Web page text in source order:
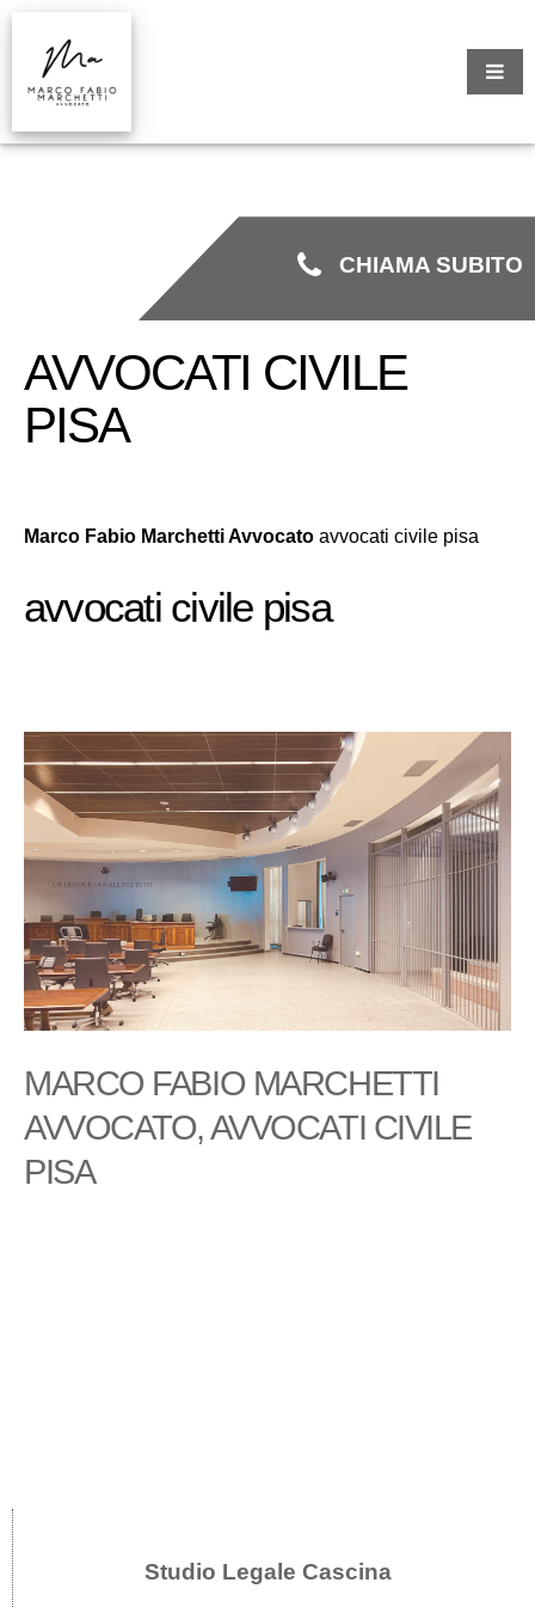
CHIAMA SUBITO
AVVOCATI CIVILE
PISA
Marco Fabio Marchetti Avvocato avvocati civile pisa
avvocati civile pisa
MARCO FABIO MARCHETTI
AVVOCATO, AVVOCATI CIVILE
PISA
Studio Legale Cascina